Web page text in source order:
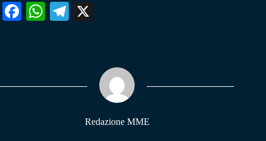
Fa W
pp
Te
m
Redazione MME